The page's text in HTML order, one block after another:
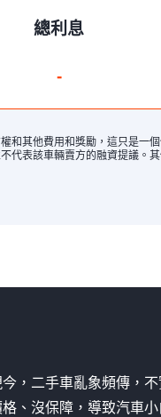
總利息
-
和其他費用和獎勵，這只是一個
代表該車輛賣方的融資提議。
今，二手車亂象頻傳，
格、沒保障，導致汽車